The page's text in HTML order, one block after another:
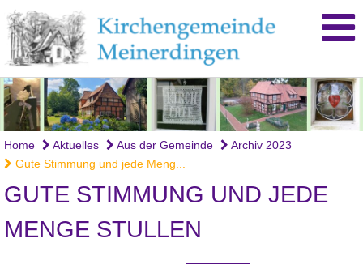
Home Aktuelles Aus der Gemeinde
Archiv 2023
Gute Stimmung und jede Meng...
GUTE STIMMUNG UND JEDE
MENGE STULLEN